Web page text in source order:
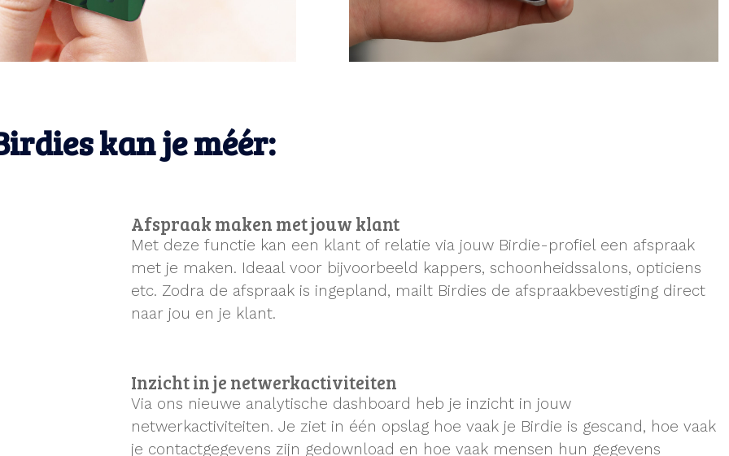
kan je méér:
Afspraak maken met jouw klant
Met deze functie kan een klant of relatie via jouw Birdie-profiel een afspraak
met je maken. Ideaal voor bijvoorbeeld kappers, schoonheidssalons, opticiens
etc. Zodra de afspraak is ingepland, mailt Birdies de afspraakbevestiging direct
naar jou en je klant.
Inzicht in je netwerkactiviteiten
Via ons nieuwe analytische dashboard heb je inzicht in jouw
netwerkactiviteiten. Je ziet in één opslag hoe vaak je Birdie is gescand, hoe vaak
je contactgegevens zijn gedownload en hoe vaak mensen hun gegevens